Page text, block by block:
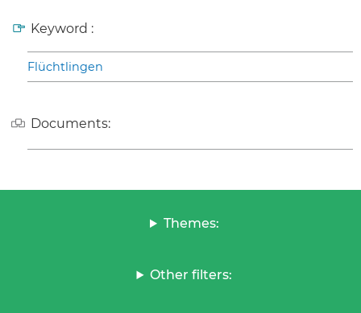
Keyword :
Flüchtlingen
Documents:
Themes:
Other filters: